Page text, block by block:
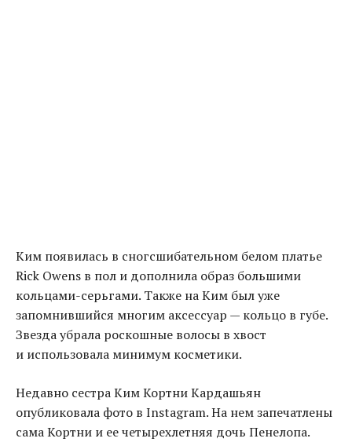
Ким появилась в сногсшибательном белом платье
Rick Owens в пол и дополнила образ большими
кольцами-серьгами. Также на Ким был уже
запомнившийся многим аксессуар — кольцо в губе.
Звезда убрала роскошные волосы в хвост
и использовала минимум косметики.
Недавно сестра Ким Кортни Кардашьян
опубликовала фото в Instagram. На нем запечатлены
сама Кортни и ее четырехлетняя дочь Пенелопа.